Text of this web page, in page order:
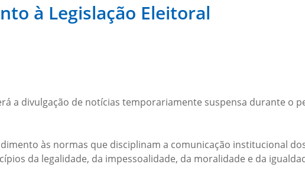
à Legislação Eleitoral
a divulgação de notícias temporariamente suspensa durante o
às normas que disciplinam a comunicação institucional
da legalidade, da impessoalidade, da moralidade e da